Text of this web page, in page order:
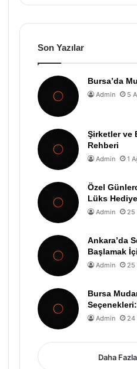
Son Yazılar
Bursa’da
Admin 5
Şirketler ve
Rehberi
Admin 1
Özel
Lüks
Admin 25
Ankara’da
Başlamak
Admin 25
Bursa
Admin 24
Daha